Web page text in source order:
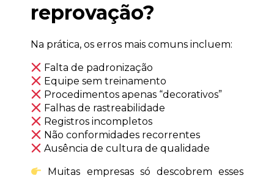
reprovação?
Na prática, os erros mais comuns incluem:
Falta de padronização
Equipe sem treinamento
Procedimentos apenas “decorativos”
Falhas de rastreabilidade
Registros incompletos
Não conformidades recorrentes
Ausência de cultura de qualidade
Muitas empresas só descobrem esses